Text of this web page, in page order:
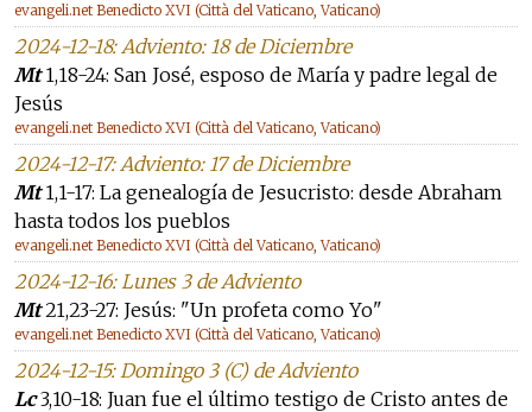
evangeli.net Benedicto XVI (Città del Vaticano, Vaticano)
2024-12-18: Adviento: 18 de Diciembre
Mt1,18-24: San José, esposo de María y padre legal de
Jesús
evangeli.net Benedicto XVI (Città del Vaticano, Vaticano)
2024-12-17: Adviento: 17 de Diciembre
Mt1,1-17: La genealogía de Jesucristo: desde Abraham
hasta todos los pueblos
evangeli.net Benedicto XVI (Città del Vaticano, Vaticano)
2024-12-16: Lunes 3 de Adviento
Mt21,23-27: Jesús: "Un profeta como Yo"
evangeli.net Benedicto XVI (Città del Vaticano, Vaticano)
2024-12-15: Domingo 3 (C) de Adviento
Lc3,10-18: Juan fue el último testigo de Cristo antes de